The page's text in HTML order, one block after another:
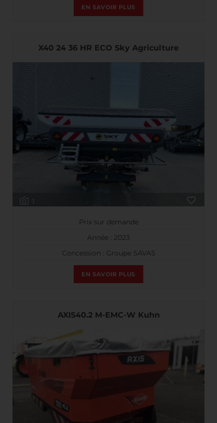
EN SAVOIR PLUS
X40 24 36 HR ECO Sky Agriculture
1
Prix sur demande
Année : 2023
Concession : Groupe SAVAS
EN SAVOIR PLUS
AXIS40.2 M-EMC-W Kuhn